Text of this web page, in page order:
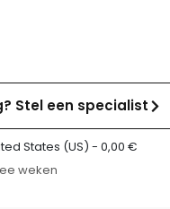
Stel een specialist
States (US) -0,00€
weken